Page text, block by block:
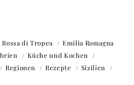
di Tropea
Emilia Romagna
Küche und Kochen
Regionen Rezepte
Sizilien